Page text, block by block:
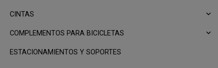
CINTAS
COMPLEMENTOS PARA BICICLETAS
ESTACIONAMIENTOS Y SOPORTES